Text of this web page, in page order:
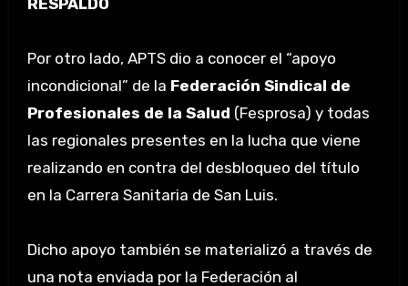
RESPALDO
Por otro lado, APTS dio a conocer el “apoyo
incondicional” de la Federación Sindical de
Profesionales de la Salud (Fesprosa) y todas
las regionales presentes en la lucha que viene
realizando en contra del desbloqueo del título
en la Carrera Sanitaria de San Luis.
Dicho apoyo también se materializó a través de
una nota enviada por la Federación al